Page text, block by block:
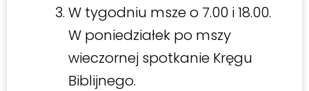
W tygodniu msze o 7.00 i 18.00.
W poniedziałek po mszy
wieczornej spotkanie Kręgu
Biblijnego.